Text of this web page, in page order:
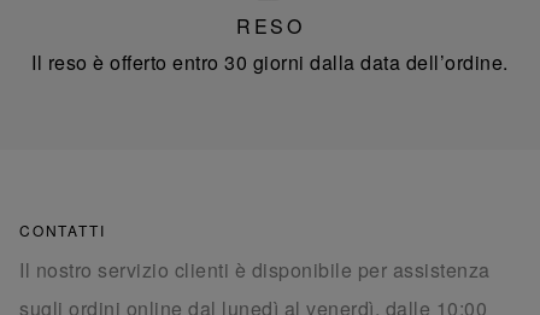
RESO
Il reso è offerto entro 30 giorni dalla data dell’ordine.
CONTATTI
Il nostro servizio clienti è disponibile per assistenza
sugli ordini online dal lunedì al venerdì, dalle 10:00